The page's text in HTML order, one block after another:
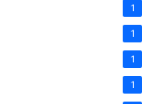
1
1
1
1